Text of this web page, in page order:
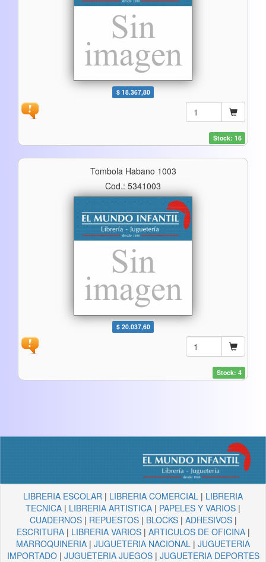
$ 18.367,80
Stock: 16
Tombola Habano 1003
Cod.: 5341003
$ 20.037,60
Stock: 4
LIBRERIA ESCOLAR | LIBRERIA COMERCIAL | LIBRERIA
TECNICA | LIBRERIA ARTISTICA | PAPELES Y VARIOS |
CUADERNOS| REPUESTOS| BLOCKS| ADHESIVOS|
ESCRITURA| LIBRERIA VARIOS| ARTICULOS DE OFICINA|
MARROQUINERIA | JUGUETERIA NACIONAL | JUGUETERIA
IMPORTADO| JUGUETERIA JUEGOS| JUGUETERIA DEPORTES